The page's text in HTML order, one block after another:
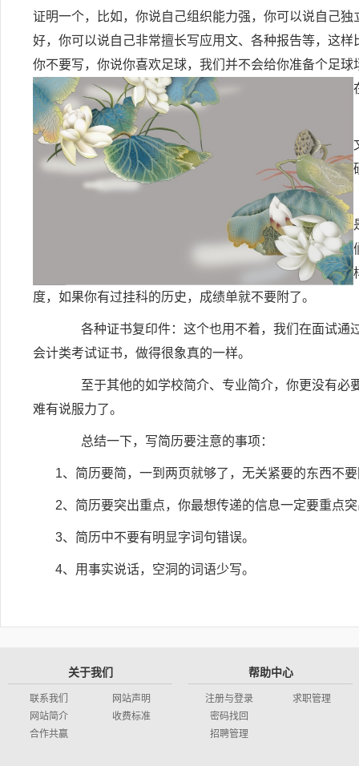
证明一个，比如，你说自己组织能力强，你可以说自己
好，你可以说自己非常擅长写应用文、各种报告等，这
你不要写，你说你喜欢足球，我们并不会给你准备个足
度，如果你有过挂科的历史，成绩单就不要附了。
各种证书复印件：这个也用不着，我们在面试通
会计类考试证书，做得很象真的一样。
至于其他的如学校简介、专业简介，你更没有必
难有说服力了。
总结一下，写简历要注意的事项：
1、简历要简，一到两页就够了，无关紧要的东西不
2、简历要突出重点，你最想传递的信息一定要重点
3、简历中不要有明显字词句错误。
4、用事实说话，空洞的词语少写。
关于我们
联系我们
网站简介
合作共赢
网站声明
收费标准
帮助中心
注册与登录
密码找回
招聘管理
求职管理